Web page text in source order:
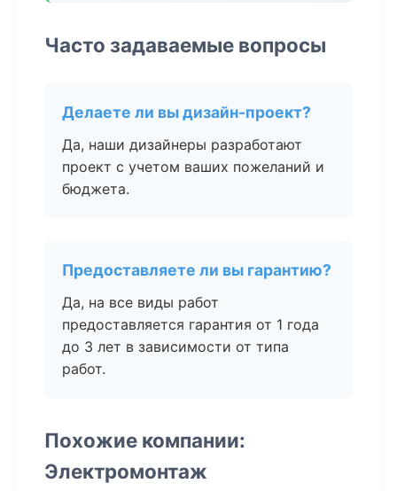
Часто задаваемые вопросы
Делаете ли вы дизайн-проект?
Да, наши дизайнеры разработают
проект с учетом ваших пожеланий и
бюджета.
Предоставляете ли вы гарантию?
Да, на все виды работ
предоставляется гарантия от 1 года
до 3 лет в зависимости от типа
работ.
Похожие компании:
Электромонтаж